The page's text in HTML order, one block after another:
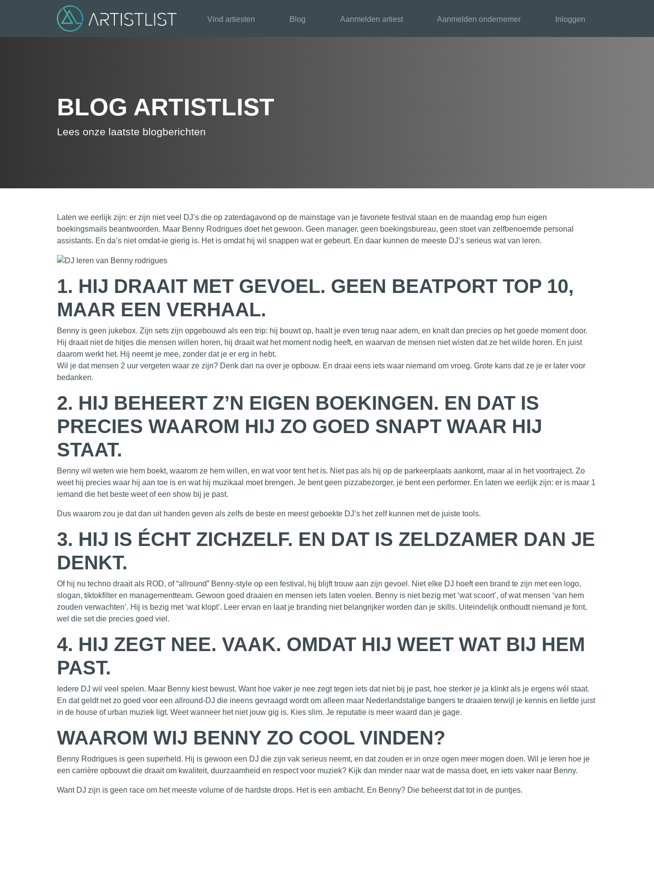
Vind artiesten Blog Aanmelden artiest Aanmelden ondernemer Inloggen
BLOG ARTISTLIST
Lees onze laatste blogberichten
Laten we eerlijk zijn: er zijn niet veel DJ’s die op zaterdagavond op de mainstage van je favoriete festival staan en de maandag erop hun eigen
boekingsmails beantwoorden. Maar Benny Rodrigues doet het gewoon. Geen manager, geen boekingsbureau, geen stoet van zelfbenoemde personal
assistants. En da’s niet omdat-ie gierig is. Het is omdat hij wil snappen wat er gebeurt. En daar kunnen de meeste DJ’s serieus wat van leren.
1. HIJ DRAAIT MET GEVOEL. GEEN BEATPORT TOP 10,
MAAR EEN VERHAAL.
Benny is geen jukebox. Zijn sets zijn opgebouwd als een trip: hij bouwt op, haalt je even terug naar adem, en knalt dan precies op het goede moment door.
Hij draait niet de hitjes die mensen willen horen, hij draait wat het moment nodig heeft, en waarvan de mensen niet wisten dat ze het wilde horen. En juist
daarom werkt het. Hij neemt je mee, zonder dat je er erg in hebt.
Wil je dat mensen 2 uur vergeten waar ze zijn? Denk dan na over je opbouw. En draai eens iets waar niemand om vroeg. Grote kans dat ze je er later voor
bedanken.
2. HIJ BEHEERT Z’N EIGEN BOEKINGEN. EN DAT IS
PRECIES WAAROM HIJ ZO GOED SNAPT WAAR HIJ
STAAT.
Benny wil weten wie hem boekt, waarom ze hem willen, en wat voor tent het is. Niet pas als hij op de parkeerplaats aankomt, maar al in het voortraject. Zo
weet hij precies waar hij aan toe is en wat hij muzikaal moet brengen. Je bent geen pizzabezorger, je bent een performer. En laten we eerlijk zijn: er is maar 1
iemand die het beste weet of een show bij je past.
Dus waarom zou je dat dan uit handen geven als zelfs de beste en meest geboekte DJ’s het zelf kunnen met de juiste tools.
3. HIJ IS ÉCHT ZICHZELF. EN DAT IS ZELDZAMER DAN JE
DENKT.
Of hij nu techno draait als ROD, of “allround” Benny-style op een festival, hij blijft trouw aan zijn gevoel. Niet elke DJ hoeft een brand te zijn met een logo,
slogan, tiktokfilter en managementteam. Gewoon goed draaien en mensen iets laten voelen. Benny is niet bezig met ‘wat scoort’, of wat mensen ‘van hem
zouden verwachten’. Hij is bezig met ‘wat klopt’. Leer ervan en laat je branding niet belangrijker worden dan je skills. Uiteindelijk onthoudt niemand je font,
wel die set die precies goed viel.
4. HIJ ZEGT NEE. VAAK. OMDAT HIJ WEET WAT BIJ HEM
PAST.
Iedere DJ wil veel spelen. Maar Benny kiest bewust. Want hoe vaker je nee zegt tegen iets dat niet bij je past, hoe sterker je ja klinkt als je ergens wél staat.
En dat geldt net zo goed voor een allround-DJ die ineens gevraagd wordt om alleen maar Nederlandstalige bangers te draaien terwijl je kennis en liefde juist
in de house of urban muziek ligt. Weet wanneer het nietjouw gig is. Kies slim. Je reputatie is meer waard dan je gage.
WAAROM WIJ BENNY ZO COOL VINDEN?
Benny Rodrigues is geen superheld. Hij is gewoon een DJ die zijn vak serieus neemt, en dat zouden er in onze ogen meer mogen doen. Wil je leren hoe je
een carrière opbouwt die draait om kwaliteit, duurzaamheid en respect voor muziek? Kijk dan minder naar wat de massa doet, en iets vaker naar Benny.
Want DJ zijn is geen race om het meeste volume of de hardste drops. Het is een ambacht. En Benny? Die beheerst dat tot in de puntjes.